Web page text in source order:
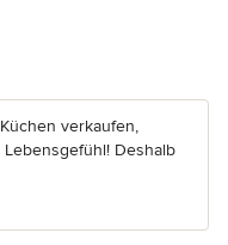
Sternen
verkaufen,
Deshalb